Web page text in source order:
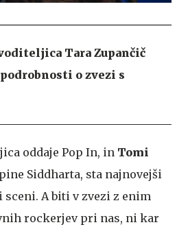
Tara Zupančič
o zvezi s
oddaje Pop In, in Tomi
Siddharta, sta najnovejši
A biti v zvezi z enim
rockerjev pri nas, ni kar